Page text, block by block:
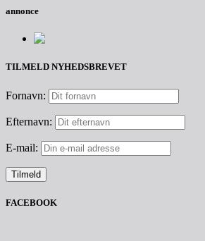
annonce
TILMELD NYHEDSBREVET
Fornavn:
Efternavn:
E-mail:
FACEBOOK